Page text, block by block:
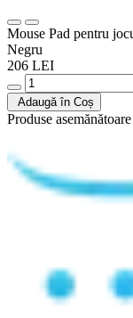
Mouse Pad pentru
Negru
206 LEI
Adaugă în Coș
Produse asemănătoare